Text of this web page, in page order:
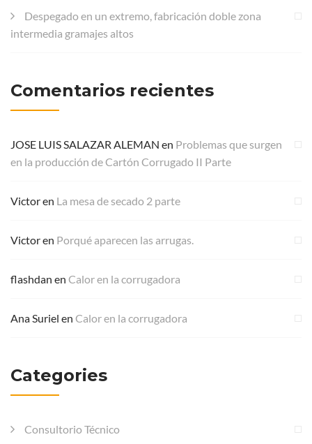
Despegado en un extremo, fabricación doble zona
intermedia gramajes altos
Comentarios recientes
JOSE LUIS SALAZAR ALEMAN en Problemas que surgen
en la producción de Cartón Corrugado II Parte
Victoren La mesa de secado 2 parte
Victoren Porqué aparecen las arrugas.
flashdan en Calor en la corrugadora
Ana Suriel en Calor en la corrugadora
Categories
Consultorio Técnico